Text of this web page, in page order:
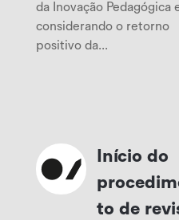
da Inovação Pedagógica
considerando o retorno
positivo da...
Início do
to de